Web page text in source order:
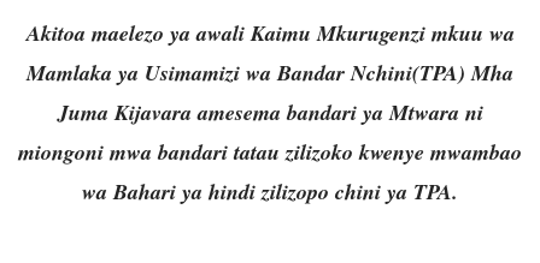
Akitoa maelezo ya awali Kaimu Mkurugenzi mkuu wa
Mamlaka ya Usimamizi wa Bandar Nchini(TPA) Mha
Juma Kijavara amesema bandari ya Mtwara ni
miongoni mwa bandari tatau zilizoko kwenye mwambao
wa Bahari ya hindi zilizopo chini ya TPA.